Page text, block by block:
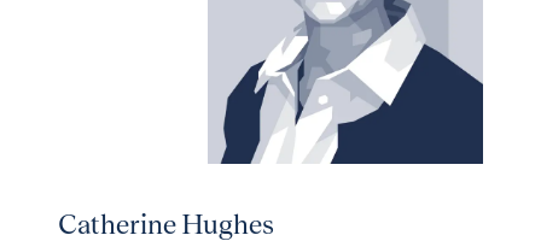
Catherine Hughes